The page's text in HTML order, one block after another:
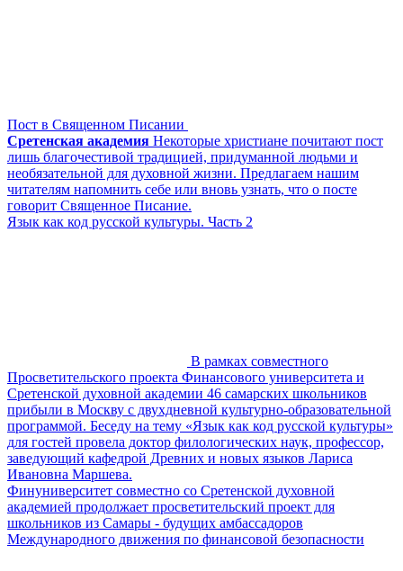
Пост в Священном Писании
Сретенская академия Некоторые христиане почитают пост
лишь благочестивой традицией, придуманной людьми и
необязательной для духовной жизни. Предлагаем нашим
читателям напомнить себе или вновь узнать, что о посте
говорит Священное Писание.
Язык как код русской культуры. Часть 2
В рамках совместного
Просветительского проекта Финансового университета и
Сретенской духовной академии 46 самарских школьников
прибыли в Москву с двухдневной культурно-образовательной
программой. Беседу на тему «Язык как код русской культуры»
для гостей провела доктор филологических наук, профессор,
заведующий кафедрой Древних и новых языков Лариса
Ивановна Маршева.
Финуниверситет совместно со Сретенской духовной
академией продолжает просветительский проект для
школьников из Самары - будущих амбассадоров
Международного движения по финансовой безопасности